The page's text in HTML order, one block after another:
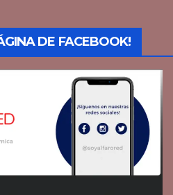
DE FACEBOOK!